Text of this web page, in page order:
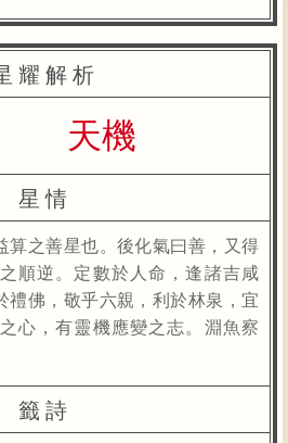
耀解析
天機
星情
算之善星也。後化氣曰善，又得
順逆。定數於人命，逢諸吉咸
禮佛，敬乎六親，利於林泉，宜
心，有靈機應變之志。淵魚察
籤詩